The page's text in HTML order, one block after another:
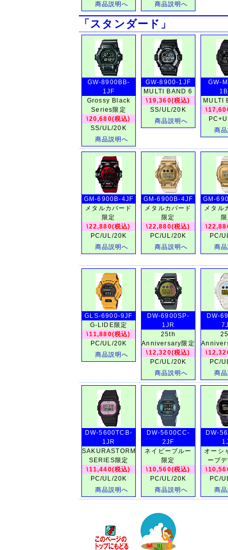
商品説明へ
商品説明へ
「スタンダード」
GW-8900BB-
1JF
Grossy Black
Series限定
\20,680(税込)
SS/UL/20K
商品説明へ
GW-8900-1JF
MULTI BAND 6
\19,360(税込)
SS/UL/20K
商品説明へ
GW-
MULTI
商
GM-6900B-4JF
メタルカバード
限定
\22,880(税込)
PC/UL/20K
商品説明へ
GM-6900B-4JF
メタルカバード
限定
\22,880(税込)
PC/UL/20K
商品説明へ
GM-
メタル
PC/
商
GLS-6900-9JF
G-LIDE限定
\11,880(税込)
PC/UL/20K
商品説明へ
DW-6900SP-
1JR
25th
Anniversary限定
\12,320(税込)
PC/UL/20K
商品説明へ
DW-
PC/
商
DW-5600TCB-
1JR
SAKURASTORM
SERIES限定
\11,440(税込)
PC/UL/20K
商品説明へ
DW-5600CC-
2JF
ネイビーブルー
限定
\10,560(税込)
PC/UL/20K
商品説明へ
DW-
オーシ
ーブ
PC/
商